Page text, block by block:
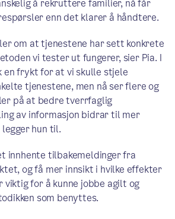
å rekruttere familier, nå får
enn det klarer å håndtere.
om at tjenestene har sett konkrete
vi tester ut fungerer, sier Pia. I
en frykt for at vi skulle stjele
tjenestene, men nå ser flere og
på at bedre tverrfaglig
av informasjon bidrar til mer
hun til.
innhente tilbakemeldinger fra
og få mer innsikt i hvilke effekter
for å kunne jobbe agilt og
som benyttes.